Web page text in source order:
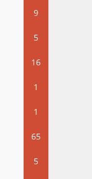
9
5
16
1
1
65
5